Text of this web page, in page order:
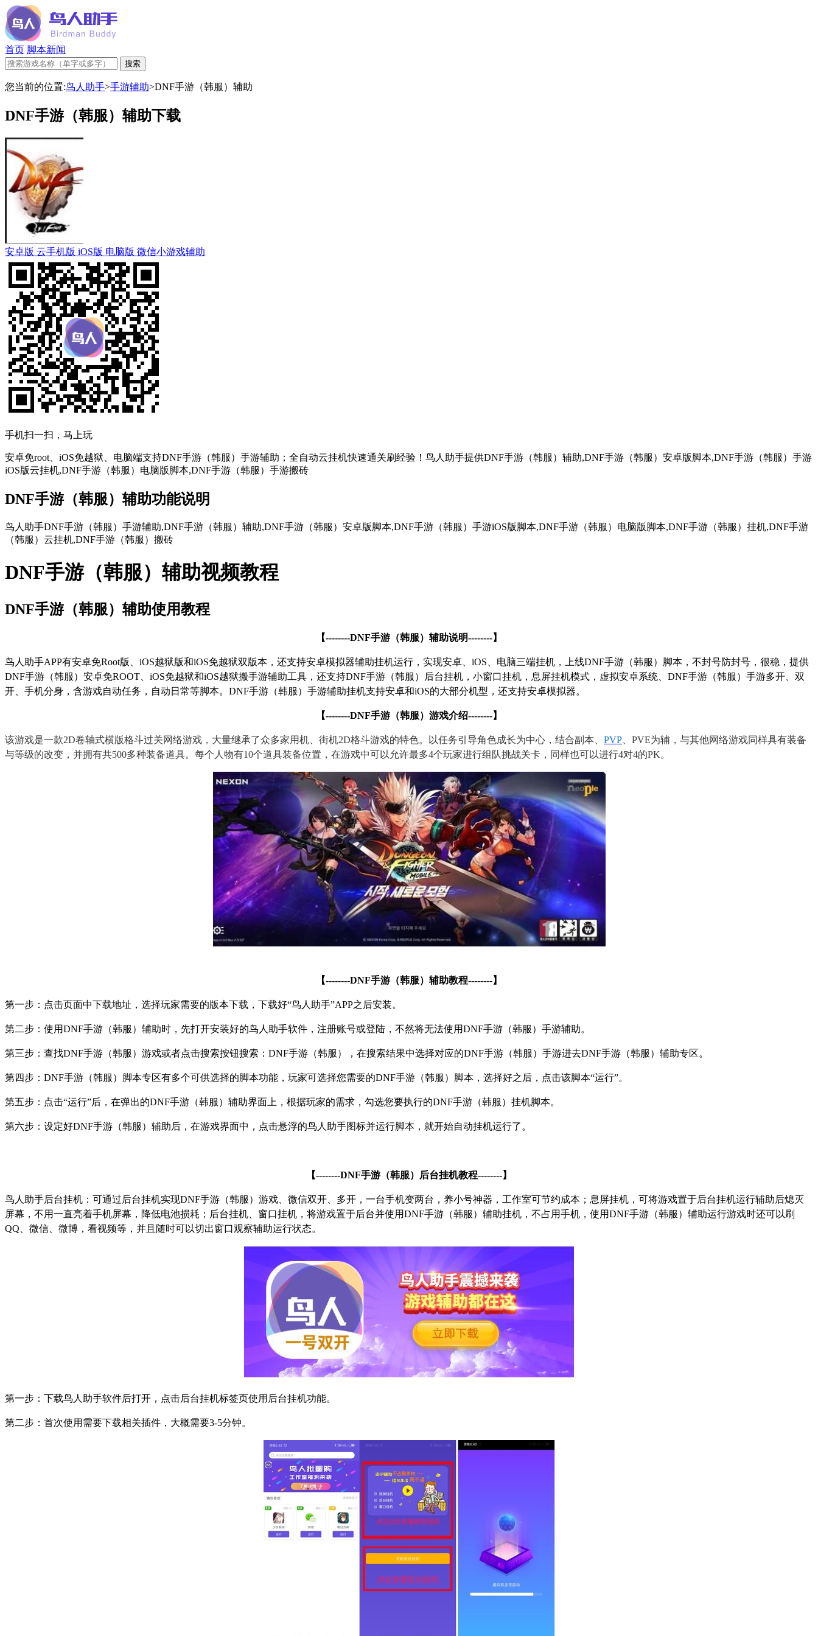
首页 脚本新闻
您当前的位置:鸟人助手>手游辅助>DNF手游（韩服）辅助
DNF手游（韩服）辅助下载
安卓版 云手机版 iOS版 电脑版 微信小游戏辅助
手机扫一扫，马上玩
安卓免root、iOS免越狱、电脑端支持DNF手游（韩服）手游辅助；全自动云挂机快速通关刷经验！鸟人助手提供DNF手游（韩服）辅助,DNF手游（韩服）安卓版脚本,DNF手游（韩服）手游
iOS版云挂机,DNF手游（韩服）电脑版脚本,DNF手游（韩服）手游搬砖
DNF手游（韩服）辅助功能说明
鸟人助手DNF手游（韩服）手游辅助,DNF手游（韩服）辅助,DNF手游（韩服）安卓版脚本,DNF手游（韩服）手游iOS版脚本,DNF手游（韩服）电脑版脚本,DNF手游（韩服）挂机,DNF手游
（韩服）云挂机,DNF手游（韩服）搬砖
DNF手游（韩服）辅助视频教程
DNF手游（韩服）辅助使用教程
【--------DNF手游（韩服）辅助说明--------】
鸟人助手APP有安卓免Root版、 iOS越狱版和iOS免越狱双版本，还支持安卓模拟器辅助挂机运行，实现安卓、 iOS、电脑三端挂机，上线DNF手游（韩服）脚本，不封号防封号，很稳，提供
DNF手游（韩服）安卓免ROOT、 iOS免越狱和iOS越狱搬手游辅助工具，还支持DNF手游（韩服）后台挂机，小窗口挂机，息屏挂机模式，虚拟安卓系统、 DNF手游（韩服）手游多开、双
开、手机分身，含游戏自动任务，自动日常等脚本。 DNF手游（韩服）手游辅助挂机支持安卓和iOS的大部分机型，还支持安卓模拟器。
【--------DNF手游（韩服）游戏介绍--------】
该游戏是一款2D卷轴式横版格斗过关网络游戏，大量继承了众多家用机、街机2D格斗游戏的特色。以任务引导角色成长为中心，结合副本、 PVP、 PVE为辅，与其他网络游戏同样具有装备
与等级的改变，并拥有共500多种装备道具。每个人物有10个道具装备位置，在游戏中可以允许最多4个玩家进行组队挑战关卡，同样也可以进行4对4的PK。
【--------DNF手游（韩服）辅助教程--------】
第一步：点击页面中下载地址，选择玩家需要的版本下载，下载好“鸟人助手”APP之后安装。
第二步：使用DNF手游（韩服）辅助时，先打开安装好的鸟人助手软件，注册账号或登陆，不然将无法使用DNF手游（韩服）手游辅助。
第三步：查找DNF手游（韩服）游戏或者点击搜索按钮搜索： DNF手游（韩服），在搜索结果中选择对应的DNF手游（韩服）手游进去DNF手游（韩服）辅助专区。
第四步： DNF手游（韩服）脚本专区有多个可供选择的脚本功能，玩家可选择您需要的DNF手游（韩服）脚本，选择好之后，点击该脚本“运行”。
第五步：点击“运行”后，在弹出的DNF手游（韩服）辅助界面上，根据玩家的需求，勾选您要执行的DNF手游（韩服）挂机脚本。
第六步：设定好DNF手游（韩服）辅助后，在游戏界面中，点击悬浮的鸟人助手图标并运行脚本，就开始自动挂机运行了。
【--------DNF手游（韩服）后台挂机教程--------】
鸟人助手后台挂机：可通过后台挂机实现DNF手游（韩服）游戏、微信双开、多开，一台手机变两台，养小号神器，工作室可节约成本；息屏挂机，可将游戏置于后台挂机运行辅助后熄灭
屏幕，不用一直亮着手机屏幕，降低电池损耗；后台挂机、窗口挂机，将游戏置于后台并使用DNF手游（韩服）辅助挂机，不占用手机，使用DNF手游（韩服）辅助运行游戏时还可以刷
QQ、微信、微博，看视频等，并且随时可以切出窗口观察辅助运行状态。
第一步：下载鸟人助手软件后打开，点击后台挂机标签页使用后台挂机功能。
第二步：首次使用需要下载相关插件，大概需要3-5分钟。